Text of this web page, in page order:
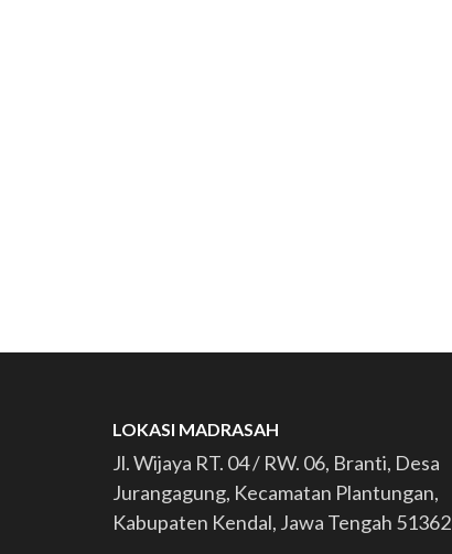
LOKASI MADRASAH
Jl. Wijaya RT. 04 / RW. 06, Branti, Desa
Jurangagung, Kecamatan Plantungan,
Kabupaten Kendal, Jawa Tengah 51362